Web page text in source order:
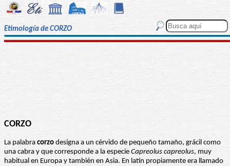
Etimología de CORZO
CORZO
La palabra corzo designa a un cérvido de pequeño tamaño, grácil como
una cabra y que corresponde a la especie Capreolus capreolus, muy
habitual en Europa y también en Asia. En latín propiamente era llamado